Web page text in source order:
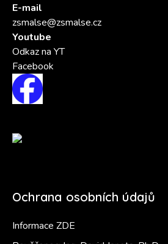
E-mail
zsmalse@zsmalse.cz
Youtube
Odkaz na YT
Facebook
Ochrana osobních údajů
Informace ZDE